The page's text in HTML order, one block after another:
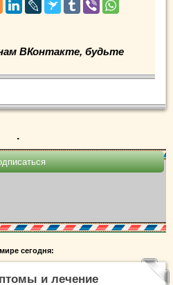
ВКонтакте, будьте
.
сегодня:
и лечение